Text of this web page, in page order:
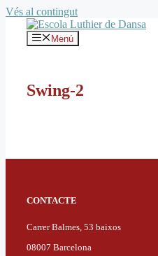
Vés al contingut
Menú
Swing-2
CONTACTE
Carrer Balmes, 53 baixos
08007 Barcelona